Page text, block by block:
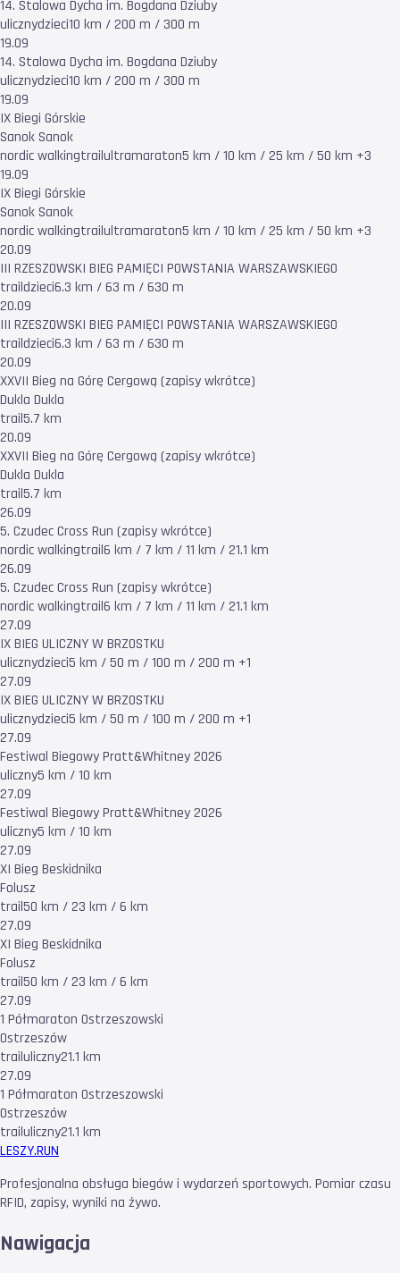
14. Stalowa Dycha im. Bogdana Dziuby
ulicznydzieci10 km / 200 m / 300 m
19.09
14. Stalowa Dycha im. Bogdana Dziuby
ulicznydzieci10 km / 200 m / 300 m
19.09
IX Biegi Górskie
Sanok Sanok
nordic walkingtrailultramaraton5 km / 10 km / 25 km / 50 km +3
19.09
IX Biegi Górskie
Sanok Sanok
nordic walkingtrailultramaraton5 km / 10 km / 25 km / 50 km +3
20.09
III RZESZOWSKI BIEG PAMIĘCI POWSTANIA WARSZAWSKIEGO
traildzieci6.3 km / 63 m / 630 m
20.09
III RZESZOWSKI BIEG PAMIĘCI POWSTANIA WARSZAWSKIEGO
traildzieci6.3 km / 63 m / 630 m
20.09
XXVII Bieg na Górę Cergową (zapisy wkrótce)
Dukla Dukla
trail5.7 km
20.09
XXVII Bieg na Górę Cergową (zapisy wkrótce)
Dukla Dukla
trail5.7 km
26.09
5. Czudec Cross Run (zapisy wkrótce)
nordic walkingtrail6 km / 7 km / 11 km / 21.1 km
26.09
5. Czudec Cross Run (zapisy wkrótce)
nordic walkingtrail6 km / 7 km / 11 km / 21.1 km
27.09
IX BIEG ULICZNY W BRZOSTKU
ulicznydzieci5 km / 50 m / 100 m / 200 m +1
27.09
IX BIEG ULICZNY W BRZOSTKU
ulicznydzieci5 km / 50 m / 100 m / 200 m +1
27.09
Festiwal Biegowy Pratt&Whitney 2026
uliczny5 km / 10 km
27.09
Festiwal Biegowy Pratt&Whitney 2026
uliczny5 km / 10 km
27.09
XI Bieg Beskidnika
Folusz
trail50 km / 23 km / 6 km
27.09
XI Bieg Beskidnika
Folusz
trail50 km / 23 km / 6 km
27.09
1 Półmaraton Ostrzeszowski
Ostrzeszów
trailuliczny21.1 km
27.09
1 Półmaraton Ostrzeszowski
Ostrzeszów
trailuliczny21.1 km
LESZY.RUN
Profesjonalna obsługa biegów i wydarzeń sportowych. Pomiar czasu
RFID, zapisy, wyniki na żywo.
Nawigacja